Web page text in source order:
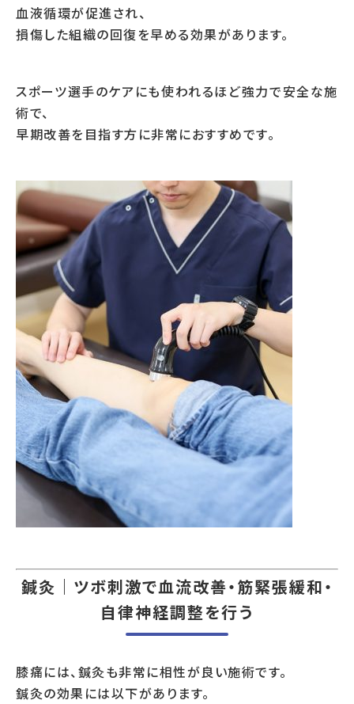
血液循環が促進され、
損傷した組織の回復を早める効果があります。
スポーツ選手のケアにも使われるほど強力で安全な施
術で、
早期改善を目指す方に非常におすすめです。
鍼灸｜ツボ刺激で血流改善・筋緊張緩和・
自律神経調整を行う
膝痛には、鍼灸も非常に相性が良い施術です。
鍼灸の効果には以下があります。